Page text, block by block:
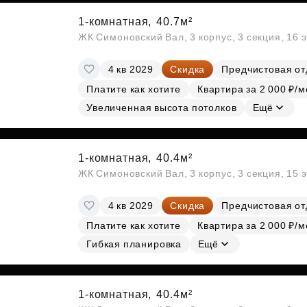
1-комнатная, 40.7м²
ЖК Симоновский Вал, 3 корпус, 3 секция, 16
4 кв 2029 Скидка
Предчистовая
Платите как хотите
Квартира за 2 000 ₽/
Увеличенная высота потолков
Ещё
1-комнатная, 40.4м²
ЖК Симоновский Вал, 3 корпус, 3 секция, 15
4 кв 2029 Скидка
Предчистовая
Платите как хотите
Квартира за 2 000 ₽/
Гибкая планировка
Ещё
1-комнатная, 40.4м²